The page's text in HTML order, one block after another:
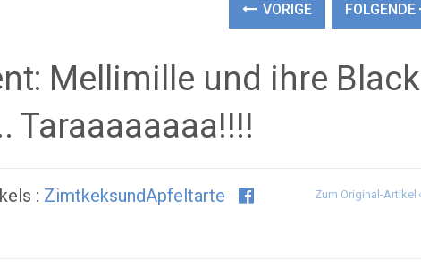
VORIGE FOLGENDE
Mellimille und ihre Black
Taraaaaaaaa!!!!
: ZimtkeksundApfeltarte Zum Original-Artikel